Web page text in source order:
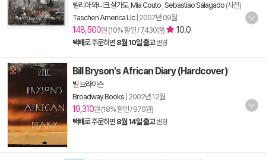
렐리아 와니크 살가도, Mia Couto Sebastiao Salagado (사진)
Taschen America Llc| 2007년 09월
148,500원 (10% 할인 / 7,430원) 10.0
택배로 주문하면 8월 10일 출고 변경
Bill Bryson's African Diary (Hardcover)
빌 브라이슨
Broadway Books 2002년 12월
19,310원 (18% 할인 / 970원)
택배로 주문하면 8월 14일 출고 변경